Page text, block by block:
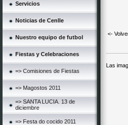
Servicios
Noticias de Cenlle
Nuestro equipo de futbol
Fiestas y Celebraciones
=> Comisiones de Fiestas
=> Magostos 2011
=> SANTA LUCIA. 13 de
diciembre
=> Festa do cocido 2011
<-
Las